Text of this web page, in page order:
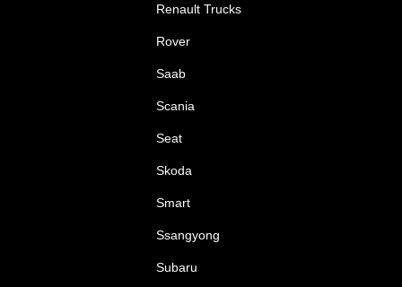
Renault Trucks
Rover
Saab
Scania
Seat
Skoda
Smart
Ssangyong
Subaru